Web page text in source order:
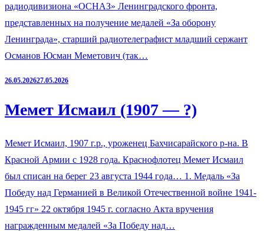
радиодивизиона «ОСНАЗ» Ленинградского фронта,
представленных на получение медалей «За оборону
Ленинграда», старший радиотелеграфист младший сержант
Османов Юсман Меметович (так…
26.05.202627.05.2026
Мемет Исмаил (1907 — ?)
Мемет Исмаил, 1907 г.р., уроженец Бахчисарайского р-на. В
Красной Армии с 1928 года. Краснофлотец Мемет Исмаил
был списан на берег 23 августа 1944 года… 1. Медаль «За
Победу над Германией в Великой Отечественной войне 1941-
1945 гг» 22 октября 1945 г. согласно Акта вручения
награжденным медалей «За Победу над…